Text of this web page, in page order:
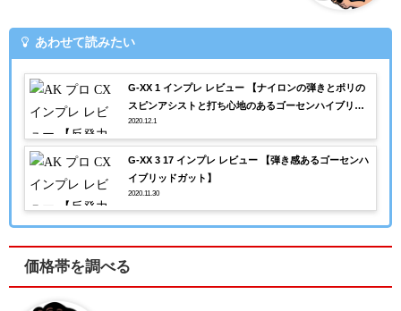
あわせて読みたい
G-XX 1 インプレ レビュー 【ナイロンの弾きとポリの
スピンアシストと打ち心地のあるゴーセンハイブリッ
ド】
2020.12.1
G-XX 3 17 インプレ レビュー 【弾き感あるゴーセンハ
イブリッドガット】
2020.11.30
価格帯を調べる